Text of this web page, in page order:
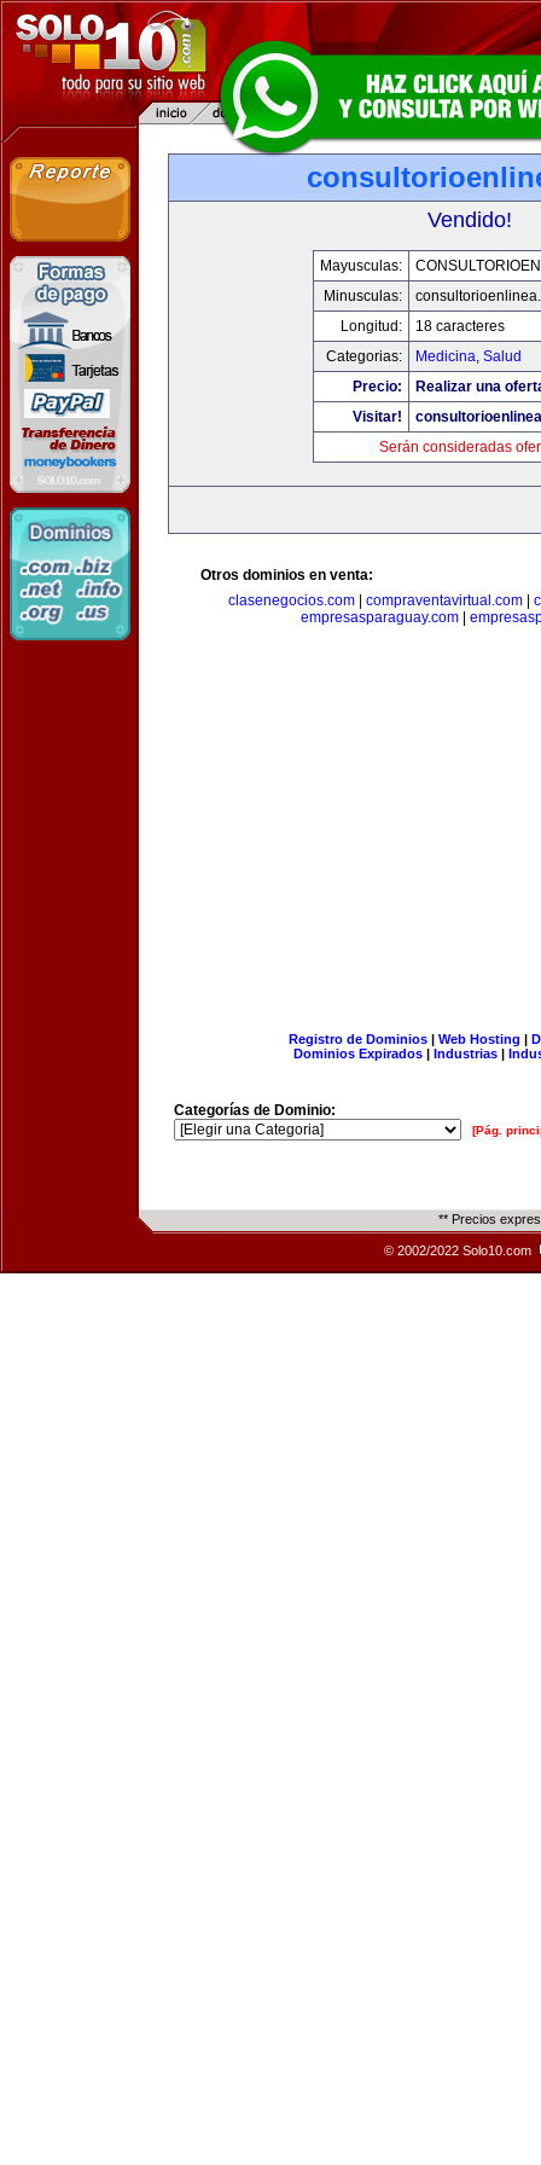
Vendido!
Mayusculas:
Minusculas:
Longitud:
18 caracteres
Categorias:
Medicina, Salud
Precio:
Realizar una
Visitar!
Serán consideradas
Otros dominios en venta:
clasenegocios.com| compraventavirtual.com|
empresasparaguay.com|
Registro de Dominios| Web Hosting |
Dominios Expirados | Industrias |
Categorías de Dominio:
[Pág.
** Precios
© 2002/2022 Solo10.com